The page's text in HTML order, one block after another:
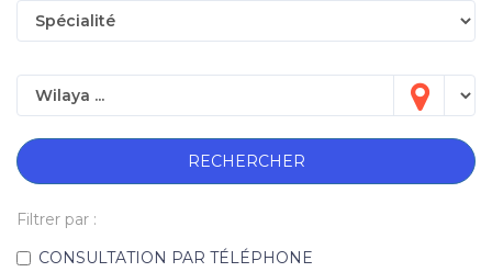
RECHERCHER
Filtrer par :
CONSULTATION PAR TÉLÉPHONE